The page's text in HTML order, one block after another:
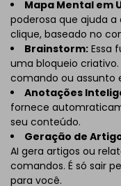
Mapa Mental em
poderosa que ajuda
clique, baseado no
Brainstorm: Essa
uma bloqueio criativo.
comando ou assunto
Anotações
fornece
seu conteúdo.
Geração de
AI gera artigos ou
comandos. É só sair
para você.